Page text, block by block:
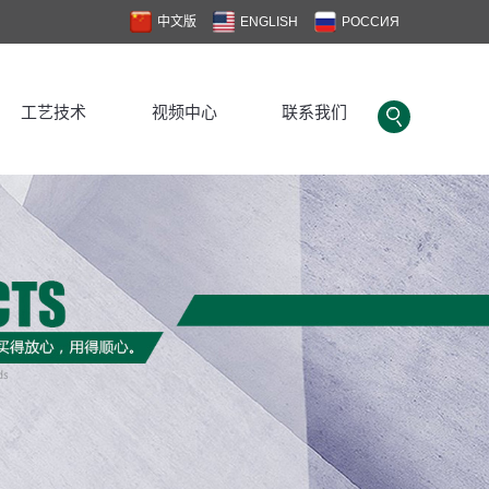
中文版 ENGLISH РОССИЯ
工艺技术 视频中心 联系我们